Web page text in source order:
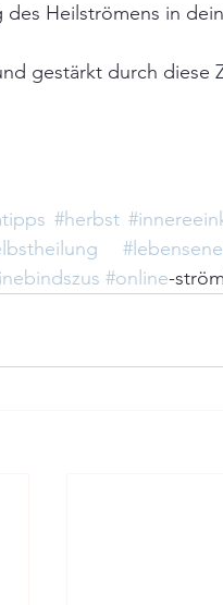
Heilströmens in
gestärkt durch diese
#herbst
#online-